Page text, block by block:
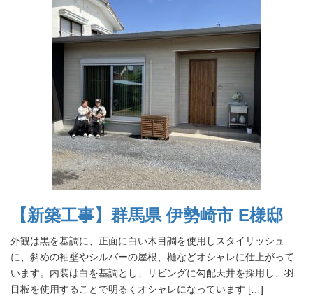
【新築工事】群馬県 伊勢崎市 E様邸
外観は黒を基調に、正面に白い木目調を使用しスタイリッシュ
に、斜めの袖壁やシルバーの屋根、樋などオシャレに仕上がって
います。内装は白を基調とし、リビングに勾配天井を採用し、羽
目板を使用することで明るくオシャレになっています […]